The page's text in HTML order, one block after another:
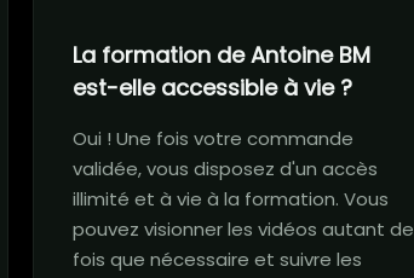
La formation de Antoine BM
est-elle accessible à vie ?
Oui ! Une fois votre commande
validée, vous disposez d'un accès
illimité et à vie à la formation. Vous
pouvez visionner les vidéos autant de
fois que nécessaire et suivre les